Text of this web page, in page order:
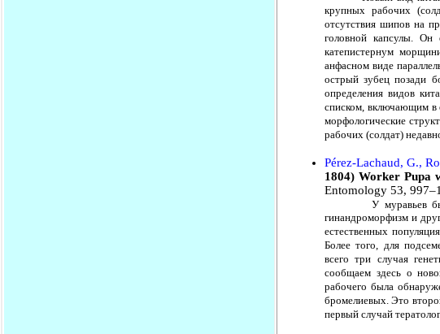
крупных рабочих
отсутствия шипов на
головной капсулы. Он
катепистернум
анфасном виде
острый зубец позади
определения видов
списком, включающим в
морфологические
рабочих (солдат)
Pérez-Lachaud, G.,
1804) Worker Pupa
Entomology 53,
У муравьев было
гинандроморфизм и
естественных
Более того, для
всего три случая
сообщаем здесь о
рабочего была
бромелиевых. Это
первый случай